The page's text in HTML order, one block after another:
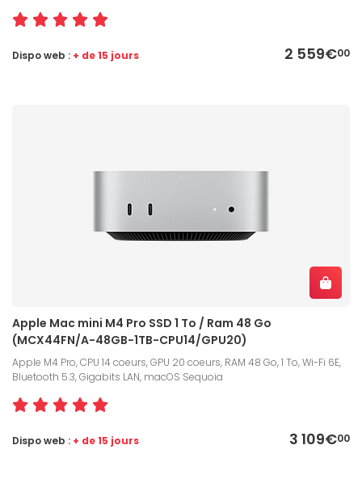
2 559€00
Dispo web : + de 15 jours
Apple Mac mini M4 Pro SSD 1 To / Ram 48 Go
(MCX44FN/A-48GB-1TB-CPU14/GPU20)
Apple M4 Pro, CPU 14 coeurs, GPU 20 coeurs, RAM 48 Go, 1 To, Wi-Fi 6E,
Bluetooth 5.3, Gigabits LAN, macOS Sequoia
3 109€00
Dispo web : + de 15 jours